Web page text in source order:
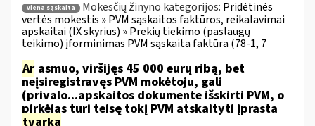
viena sąskaita
Mokesčių žinyno kategorijos: Pridėtinės
vertės mokestis » PVM sąskaitos faktūros, reikalavimai
apskaitai (IX skyrius) » Prekių tiekimo (paslaugų
teikimo) įforminimas PVM sąskaita faktūra (78-1, 7
Ar asmuo, viršijęs 45 000 eurų ribą, bet
neįsiregistravęs PVM mokėtoju, gali
(privalo...apskaitos dokumente išskirti PVM, o
pirkėjas turi teisę tokį PVM atskaityti įprasta
tvarka